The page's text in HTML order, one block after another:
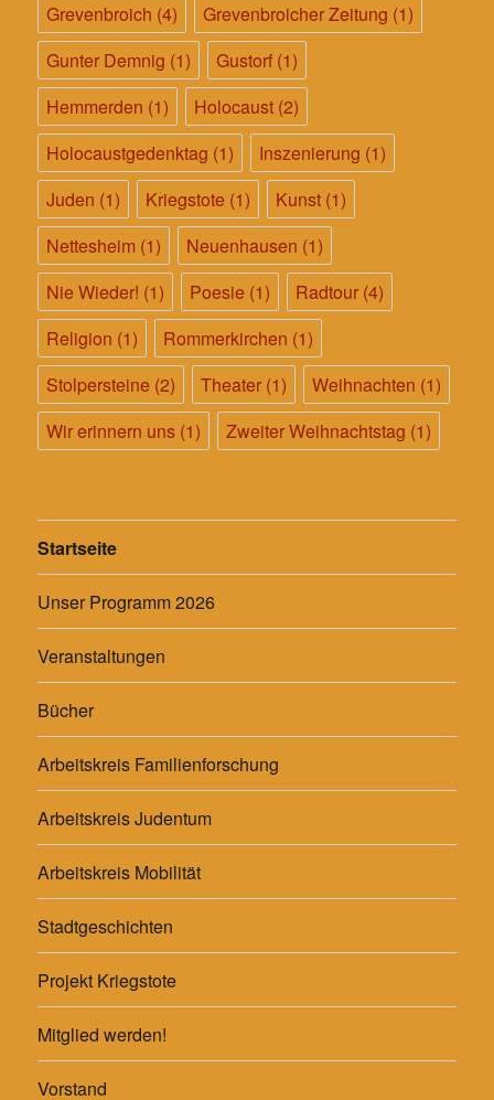
Grevenbroich (4) Grevenbroicher Zeitung (1)
Gunter Demnig (1) Gustorf (1)
Hemmerden (1) Holocaust (2)
Holocaustgedenktag (1) Inszenierung (1)
Juden (1) Kriegstote (1) Kunst (1)
Nettesheim (1) Neuenhausen (1)
Nie Wieder! (1) Poesie (1) Radtour (4)
Religion (1) Rommerkirchen (1)
Stolpersteine (2) Theater (1) Weihnachten (1)
Wir erinnern uns (1) Zweiter Weihnachtstag (1)
Startseite
Unser Programm 2026
Veranstaltungen
Bücher
Arbeitskreis Familienforschung
Arbeitskreis Judentum
Arbeitskreis Mobilität
Stadtgeschichten
Projekt Kriegstote
Mitglied werden!
Vorstand